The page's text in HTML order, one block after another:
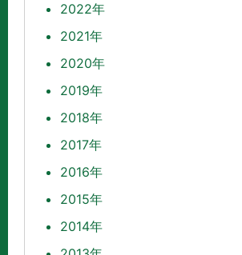
2022年
2021年
2020年
2019年
2018年
2017年
2016年
2015年
2014年